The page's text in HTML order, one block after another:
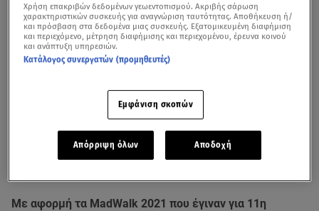
Με αφορμή τα MadWalk 2021 που έγιναν για 11η
Χρήση επακριβών δεδομένων γεωεντοπισμού. Ακριβής σάρωση
χαρακτηριστικών συσκευής για αναγνώριση ταυτότητας. Αποθήκευση ή/
και πρόσβαση στα δεδομένα μιας συσκευής. Εξατομικευμένη διαφήμιση
και περιεχόμενο, μέτρηση διαφήμισης και περιεχομένου, έρευνα κοινού
και ανάπτυξη υπηρεσιών.
Κατάλογος συνεργατών (προμηθευτές)
Εμφάνιση σκοπών
Απόρριψη όλων Αποδοχή